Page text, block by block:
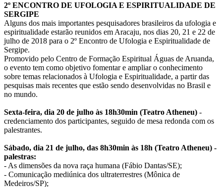
2º ENCONTRO DE UFOLOGIA E ESPIRITUALIDADE DE
SERGIPE
Alguns dos mais importantes pesquisadores brasileiros da ufologia e
espiritualidade estarão reunidos em Aracaju, nos dias 20, 21 e 22 de
julho de 2018 para o 2º Encontro de Ufologia e Espiritualidade de
Sergipe.
Promovido pelo Centro de Formação Espiritual Águas de Aruanda,
o evento tem como objetivo fomentar e ampliar o conhecimento
sobre temas relacionados à Ufologia e Espiritualidade, a partir das
pesquisas mais recentes que estão sendo desenvolvidas no Brasil e
no mundo.
Sexta-feira, dia 20 de julho às 18h30min (Teatro Atheneu) -
credenciamento dos participantes, seguido de mesa redonda com os
palestrantes.
Sábado, dia 21 de julho, das 8h30min às 18h (Teatro Atheneu) -
palestras:
- As dimensões da nova raça humana (Fábio Dantas/SE);
- Comunicação mediúnica dos ultraterrestres (Mônica de
Medeiros/SP);